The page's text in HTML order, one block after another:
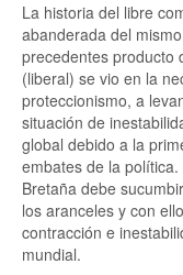
La historia del libre
abanderada del
precedentes producto
(liberal) se vio en la
proteccionismo, a
situación de
global debido a la
embates de la
Bretaña debe
los aranceles y con
contracción e
mundial.